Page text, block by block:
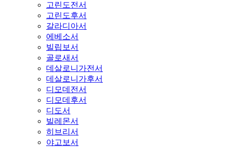
고린도전서
고린도후서
갈라디아서
에베소서
빌립보서
골로새서
데살로니가전서
데살로니가후서
디모데전서
디모데후서
디도서
빌레몬서
히브리서
야고보서